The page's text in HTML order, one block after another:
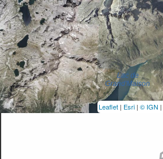
Leaflet | Esri | © IGN |